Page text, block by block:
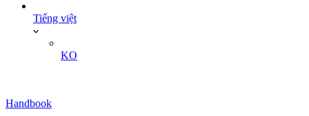
Tiếng việt
KO
Handbook